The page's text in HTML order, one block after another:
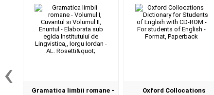
‹
Gramatica limbii romane -
Oxford Collocations